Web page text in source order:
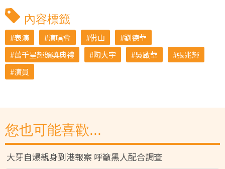
內容標籤
表演 演唱會 佛山
劉德華
萬千星輝頒獎典禮
陶大宇 吳啟華
張兆輝
演員
您也可能喜歡...
大牙自爆親身到港報案 呼籲黑人配合調查